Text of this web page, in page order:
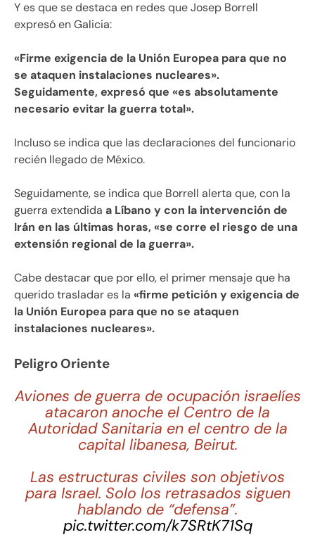
Y es que se destaca en redes que Josep Borrell
expresó en Galicia:
«Firme exigencia de la Unión Europea para que no
se ataquen instalaciones nucleares».
Seguidamente, expresó que «es absolutamente
necesario evitar la guerra total».
Incluso se indica que las declaraciones del funcionario
recién llegado de México.
Seguidamente, se indica que Borrell alerta que, con la
guerra extendida a Líbano y con la intervención de
Irán en las últimas horas, «se corre el riesgo de una
extensión regional de la guerra».
Cabe destacar que por ello, el primer mensaje que ha
querido trasladar es la «firme petición y exigencia de
la Unión Europea para que no se ataquen
instalaciones nucleares».
Peligro Oriente
Aviones de guerra de ocupación israelíes
atacaron anoche el Centro de la
Autoridad Sanitaria en el centro de la
capital libanesa, Beirut.
Las estructuras civiles son objetivos
para Israel. Solo los retrasados siguen
hablando de “defensa”.
pic.twitter.com/k7SRtK71Sq